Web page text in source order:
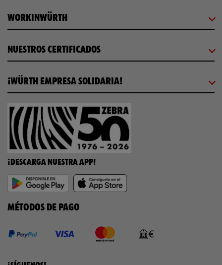
WORKINWÜRTH
NUESTROS CERTIFICADOS
¡WÜRTH EMPRESA SOLIDARIA!
¡DESCARGA NUESTRA APP!
MÉTODOS DE PAGO